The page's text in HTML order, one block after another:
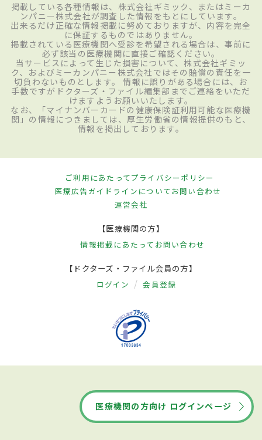
掲載している各種情報は、株式会社ギミック、またはミーカ
ンパニー株式会社が調査した情報をもとにしています。
出来るだけ正確な情報掲載に努めておりますが、内容を完全
に保証するものではありません。
掲載されている医療機関へ受診を希望される場合は、事前に
必ず該当の医療機関に直接ご確認ください。
当サービスによって生じた損害について、株式会社ギミッ
ク、およびミーカンパニー株式会社ではその賠償の責任を一
切負わないものとします。 情報に誤りがある場合には、お
手数ですがドクターズ・ファイル編集部までご連絡をいただ
けますようお願いいたします。
なお、「マイナンバーカードの健康保険証利用可能な医療機
関」の情報につきましては、厚生労働省の情報提供のもと、
情報を掲出しております。
ご利用にあたってプライバシーポリシー
医療広告ガイドラインについてお問い合わせ
運営会社
【医療機関の方】
情報掲載にあたって お問い合わせ
【ドクターズ・ファイル会員の方】
ログイン 会員登録
医療機関の方向け ログインページ